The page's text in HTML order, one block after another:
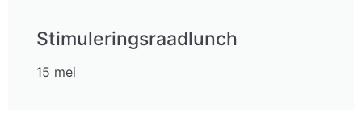
Stimuleringsraadlunch
15 mei